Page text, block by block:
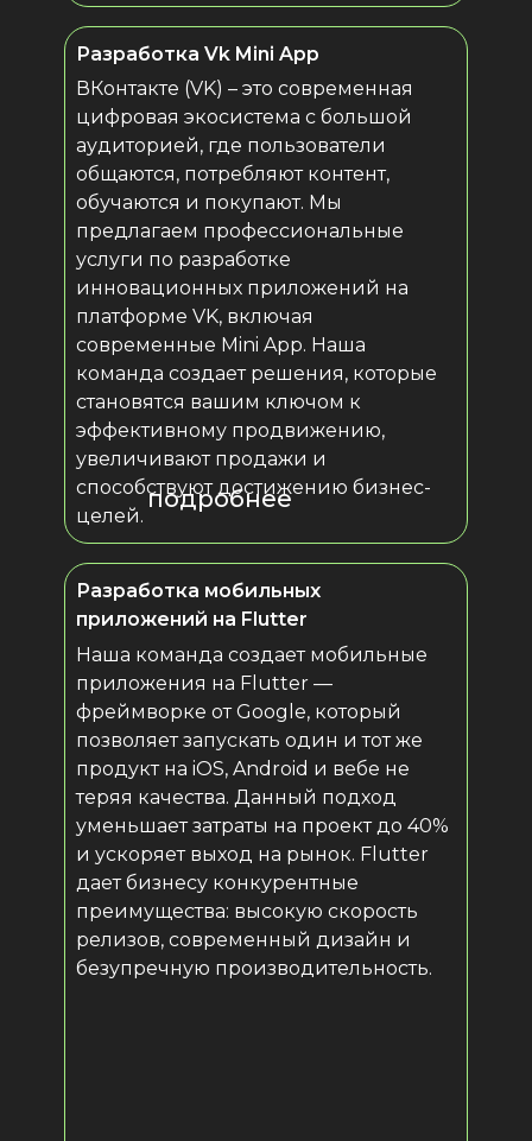
Наша команда создает мобильные
приложения на Flutter —
фреймворке от Google, который
позволяет запускать один и тот же
продукт на iOS, Android и вебе не
теряя качества. Данный подход
уменьшает затраты на проект до 40%
и ускоряет выход на рынок. Flutter
дает бизнесу конкурентные
преимущества: высокую скорость
релизов, современный дизайн и
безупречную производительность.
Разработка мобильных
приложений на Flutter
ВКонтакте (VK) – это современная
цифровая экосистема с большой
аудиторией, где пользователи
общаются, потребляют контент,
обучаются и покупают. Мы
предлагаем профессиональные
услуги по разработке
инновационных приложений на
платформе VK, включая
современные Mini App. Наша
команда создает решения, которые
становятся вашим ключом к
эффективному продвижению,
увеличивают продажи и
способствуют достижению бизнес-
целей.
Разработка Vk Mini App
подробнее